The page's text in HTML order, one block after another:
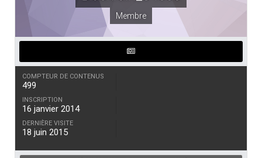
Membre
COMPTEUR DE CONTENUS
499
INSCRIPTION
16 janvier 2014
DERNIÈRE VISITE
18 juin 2015